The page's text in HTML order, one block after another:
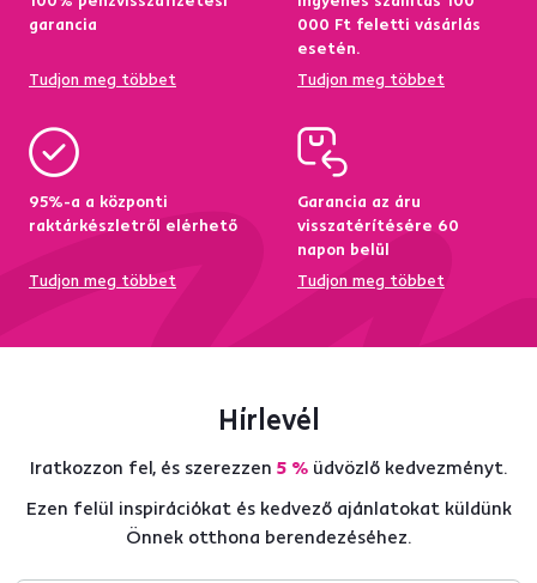
garancia
Tudjon meg többet
000 Ft feletti vásárlás
esetén.
Tudjon meg többet
95%-a a központi
raktárkészletről elérhető
Tudjon meg többet
Garancia az áru
visszatérítésére 60
napon belül
Tudjon meg többet
Hírlevél
Iratkozzon fel, és szerezzen 5 %üdvözlő kedvezményt.
Ezen felül inspirációkat és kedvező ajánlatokat küldünk
Önnek otthona berendezéséhez.